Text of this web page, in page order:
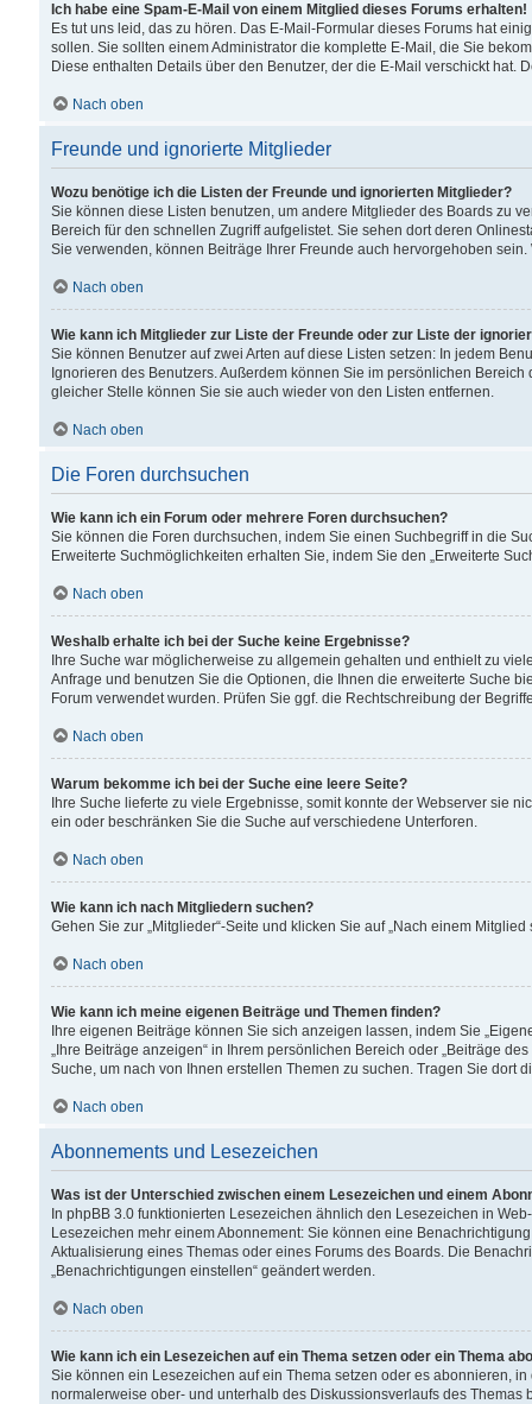
Ich habe eine Spam-E-Mail von einem Mitglied dieses Forums erhalten!
Es tut uns leid, das zu hören. Das E-Mail-Formular dieses Forums hat
sollen. Sie sollten einem Administrator die komplette E-Mail, die Sie
Diese enthalten Details über den Benutzer, der die E-Mail verschickt hat.
Nach oben
Freunde und ignorierte Mitglieder
Wozu benötige ich die Listen der Freunde und ignorierten Mitglieder?
Sie können diese Listen benutzen, um andere Mitglieder des Boards zu
Bereich für den schnellen Zugriff aufgelistet. Sie sehen dort deren
Sie verwenden, können Beiträge Ihrer Freunde auch hervorgehoben
Nach oben
Wie kann ich Mitglieder zur Liste der Freunde oder zur Liste der
Sie können Benutzer auf zwei Arten auf diese Listen setzen: In jedem
Ignorieren des Benutzers. Außerdem können Sie im persönlichen
gleicher Stelle können Sie sie auch wieder von den Listen entfernen.
Nach oben
Die Foren durchsuchen
Wie kann ich ein Forum oder mehrere Foren durchsuchen?
Sie können die Foren durchsuchen, indem Sie einen Suchbegriff in die
Erweiterte Suchmöglichkeiten erhalten Sie, indem Sie den „Erweiterte
Nach oben
Weshalb erhalte ich bei der Suche keine Ergebnisse?
Ihre Suche war möglicherweise zu allgemein gehalten und enthielt zu
Anfrage und benutzen Sie die Optionen, die Ihnen die erweiterte Suche
Forum verwendet wurden. Prüfen Sie ggf. die Rechtschreibung der
Nach oben
Warum bekomme ich bei der Suche eine leere Seite?
Ihre Suche lieferte zu viele Ergebnisse, somit konnte der Webserver sie
ein oder beschränken Sie die Suche auf verschiedene Unterforen.
Nach oben
Wie kann ich nach Mitgliedern suchen?
Gehen Sie zur „Mitglieder“-Seite und klicken Sie auf „Nach einem Mitglied
Nach oben
Wie kann ich meine eigenen Beiträge und Themen finden?
Ihre eigenen Beiträge können Sie sich anzeigen lassen, indem Sie
„Ihre Beiträge anzeigen“ in Ihrem persönlichen Bereich oder „Beiträge
Suche, um nach von Ihnen erstellen Themen zu suchen. Tragen Sie dort
Nach oben
Abonnements und Lesezeichen
Was ist der Unterschied zwischen einem Lesezeichen und einem
In phpBB 3.0 funktionierten Lesezeichen ähnlich den Lesezeichen in
Lesezeichen mehr einem Abonnement: Sie können eine
Aktualisierung eines Themas oder eines Forums des Boards. Die
„Benachrichtigungen einstellen“ geändert werden.
Nach oben
Wie kann ich ein Lesezeichen auf ein Thema setzen oder ein Thema
Sie können ein Lesezeichen auf ein Thema setzen oder es abonnieren,
normalerweise ober- und unterhalb des Diskussionsverlaufs des Themas